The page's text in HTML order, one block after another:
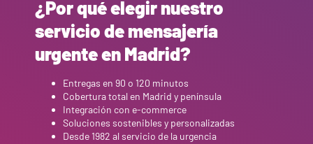
¿Por qué elegir nuestro
servicio de mensajería
urgente en Madrid?
Entregas en 90 o 120 minutos
Cobertura total en Madrid y península
Integración con e-commerce
Soluciones sostenibles y personalizadas
Desde 1982 al servicio de la urgencia